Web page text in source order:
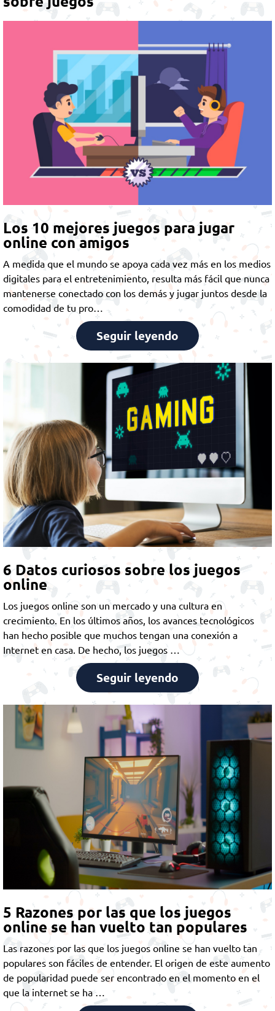
Los 10 mejores juegos para jugar
online con amigos
A medida que el mundo se apoya cada vez más en los medios
digitales para el entretenimiento, resulta más fácil que nunca
mantenerse conectado con los demás y jugar juntos desde la
comodidad de tu pro…
Seguir leyendo
6 Datos curiosos sobre los juegos
online
Los juegos online son un mercado y una cultura en
crecimiento. En los últimos años, los avances tecnológicos
han hecho posible que muchos tengan una conexión a
Internet en casa. De hecho, los juegos …
Seguir leyendo
5 Razones por las que los juegos
online se han vuelto tan populares
Las razones por las que los juegos online se han vuelto tan
populares son fáciles de entender. El origen de este aumento
de popularidad puede ser encontrado en el momento en el
que la internet se ha …